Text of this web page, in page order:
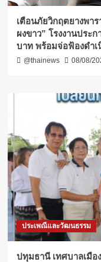
เตือนภัยวิกฤตยางพา
ผงขาว” โรงงานประ
บาท พร้อมจ่อฟ้องดำ
@thainews 08/08/
ประเพณีและวัฒนธรรม
ปทุมธานี เทศบาลเมื